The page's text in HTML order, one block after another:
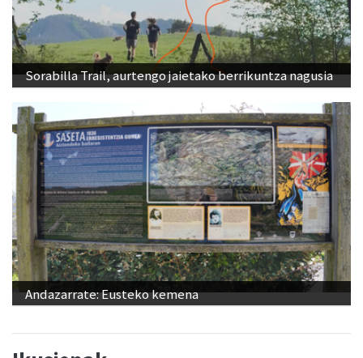
Sorabilla Trail, aurtengo jaietako berrikuntza nagusia
Andazarrate: Eusteko kemena